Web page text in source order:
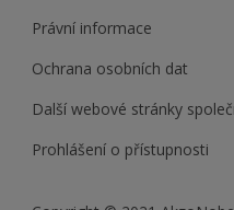
Právní informace
Ochrana osobních dat
Další webové stránky
Prohlášení o přístupnosti